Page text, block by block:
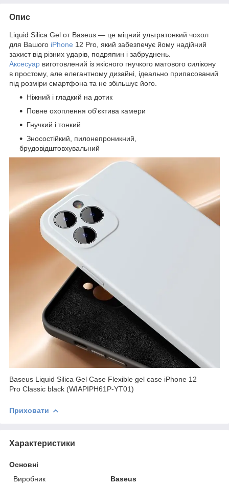
Опис
Liquid Silica Gel от Baseus — це міцний ультратонкий чохол
для Вашого iPhone 12 Pro, який забезпечує йому надійний
захист від різних ударів, подряпин і забруднень.
Аксесуар виготовлений із якісного гнучкого матового силікону
в простому, але елегантному дизайні, ідеально припасований
під розміри смартфона та не збільшує його.
Ніжний і гладкий на дотик
Повне охоплення об'єктива камери
Гнучкий і тонкий
Зносостійкий, пилонепроникний,
брудовідштовхувальний
Baseus Liquid Silica Gel Case Flexible gel case iPhone 12
Pro Classic black (WIAPIPH61P-YT01)
Приховати
Характеристики
Основні
Виробник
Baseus